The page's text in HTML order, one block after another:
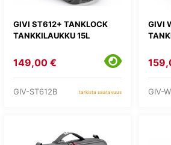
GIVI ST612+ TANKLOCK
TANKKILAUKKU 15L
149,00 €
GIV-ST612B tarkista saatavuus
GIVI
GIV-